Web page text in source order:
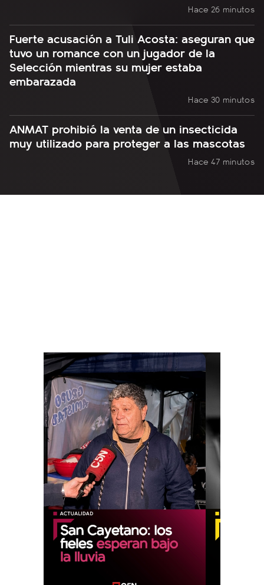
Hace 26 minutos
Fuerte acusación a Tuli Acosta: aseguran que
tuvo un romance con un jugador de la
Selección mientras su mujer estaba
embarazada
Hace 30 minutos
ANMAT prohibió la venta de un insecticida
muy utilizado para proteger a las mascotas
Hace 47 minutos